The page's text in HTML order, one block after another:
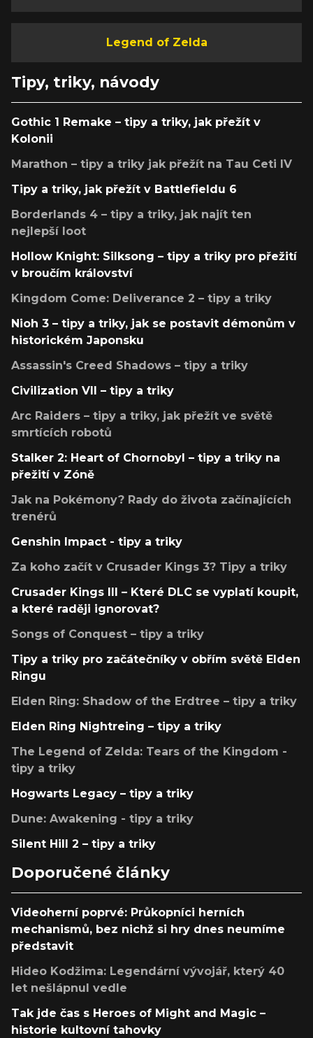
Legend of Zelda
Tipy, triky, návody
Gothic 1 Remake – tipy a triky, jak přežít v
Kolonii
Marathon – tipy a triky jak přežít na Tau Ceti IV
Tipy a triky, jak přežít v Battlefieldu 6
Borderlands 4 – tipy a triky, jak najít ten
nejlepší loot
Hollow Knight: Silksong – tipy a triky pro přežití
v broučím království
Kingdom Come: Deliverance 2 – tipy a triky
Nioh 3 – tipy a triky, jak se postavit démonům v
historickém Japonsku
Assassin's Creed Shadows – tipy a triky
Civilization VII – tipy a triky
Arc Raiders – tipy a triky, jak přežít ve světě
smrtících robotů
Stalker 2: Heart of Chornobyl – tipy a triky na
přežití v Zóně
Jak na Pokémony? Rady do života začínajících
trenérů
Genshin Impact - tipy a triky
Za koho začít v Crusader Kings 3? Tipy a triky
Crusader Kings III – Které DLC se vyplatí koupit,
a které raději ignorovat?
Songs of Conquest – tipy a triky
Tipy a triky pro začátečníky v obřím světě Elden
Ringu
Elden Ring: Shadow of the Erdtree – tipy a triky
Elden Ring Nightreing – tipy a triky
The Legend of Zelda: Tears of the Kingdom -
tipy a triky
Hogwarts Legacy – tipy a triky
Dune: Awakening - tipy a triky
Silent Hill 2 – tipy a triky
Doporučené články
Videoherní poprvé: Průkopníci herních
mechanismů, bez nichž si hry dnes neumíme
představit
Hideo Kodžima: Legendární vývojář, který 40
let nešlápnul vedle
Tak jde čas s Heroes of Might and Magic –
historie kultovní tahovky